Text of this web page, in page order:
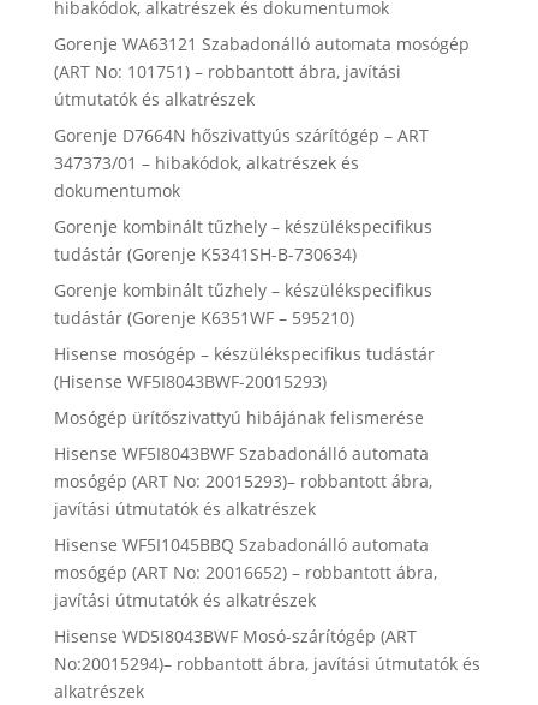
hibakódok, alkatrészek és dokumentumok
Gorenje WA63121 Szabadonálló automata mosógép
(ART No: 101751) – robbantott ábra, javítási
útmutatók és alkatrészek
Gorenje D7664N hőszivattyús szárítógép – ART
347373/01 – hibakódok, alkatrészek és
dokumentumok
Gorenje kombinált tűzhely – készülékspecifikus
tudástár (Gorenje K5341SH-B-730634)
Gorenje kombinált tűzhely – készülékspecifikus
tudástár (Gorenje K6351WF – 595210)
Hisense mosógép – készülékspecifikus tudástár
(Hisense WF5I8043BWF-20015293)
Mosógép ürítőszivattyú hibájának felismerése
Hisense WF5I8043BWF Szabadonálló automata
mosógép (ART No: 20015293)– robbantott ábra,
javítási útmutatók és alkatrészek
Hisense WF5I1045BBQ Szabadonálló automata
mosógép (ART No: 20016652) – robbantott ábra,
javítási útmutatók és alkatrészek
Hisense WD5I8043BWF Mosó-szárítógép (ART
No:20015294)– robbantott ábra, javítási útmutatók és
alkatrészek